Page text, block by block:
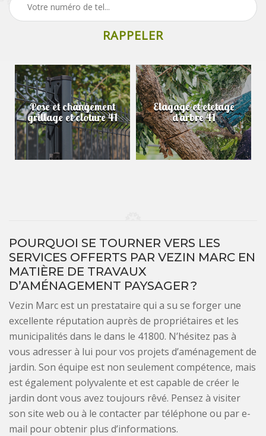
Pose et changement
grillage et cloture 41
Elagage et etetage
d'arbre 41
POURQUOI SE TOURNER VERS LES
SERVICES OFFERTS PAR VEZIN MARC EN
MATIÈRE DE TRAVAUX
D’AMÉNAGEMENT PAYSAGER ?
Vezin Marc est un prestataire qui a su se forger une
excellente réputation auprès de propriétaires et les
municipalités dans le dans le 41800. N’hésitez pas à
vous adresser à lui pour vos projets d’aménagement de
jardin. Son équipe est non seulement compétence, mais
est également polyvalente et est capable de créer le
jardin dont vous avez toujours rêvé. Pensez à visiter
son site web ou à le contacter par téléphone ou par e-
mail pour obtenir plus d’informations.